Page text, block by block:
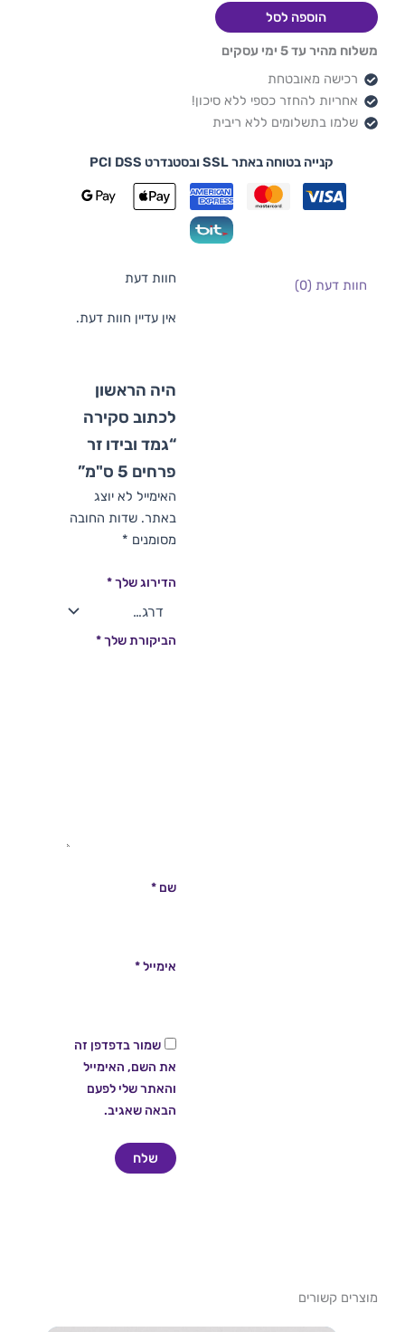
הוספה לסל
משלוח מהיר עד 5 ימי עסקים
רכישה מאובטחת
אחריות להחזר כספי ללא סיכון!
שלמו בתשלומים ללא ריבית
קנייה בטוחה באתר SSL ובסטנדרט PCI DSS
חוות דעת (0) חוות דעת
אין עדיין חוות דעת.
היה הראשון
לכתוב סקירה
“גמד ובידו זר
פרחים 5 ס"מ”
האימייל לא יוצג
באתר. שדות החובה
מסומנים *
הדירוג שלך*
הביקורת שלך*
שם *
אימייל*
שמור בדפדפן זה
את השם, האימייל
והאתר שלי לפעם
הבאה שאגיב.
מוצרים קשורים